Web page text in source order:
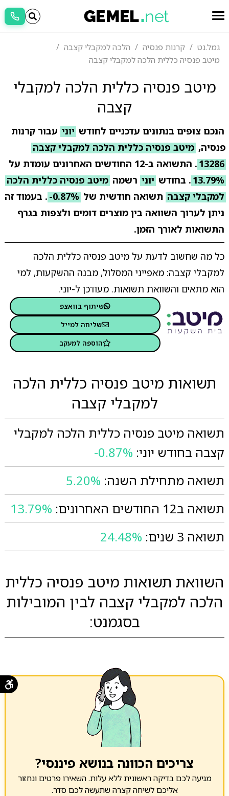
גמל.נט קרנות פנסיה
הלכה למקבלי קצבה
מיטב פנסיה כללית הלכה למקבלי קצבה
מיטב פנסיה כללית הלכה למקבלי
קצבה
הנכם צופים בנתונים עדכניים לחודש יוני עבור קרנות
פנסיה, מיטב פנסיה כללית הלכה למקבלי קצבה
13286 . התשואה ב-12 החודשים האחרונים עומדת על
13.79% . בחודש יוני רשמה מיטב פנסיה כללית הלכה
למקבלי קצבה תשואה חודשית של -0.87% . בעמוד זה
ניתן לערוך השוואה בין מוצרים דומים ולצפות בגרף
התשואות לאורך הזמן.
כל מה שחשוב לדעת על מיטב פנסיה כללית הלכה
למקבלי קצבה: מאפייני המסלול, מבנה ההשקעות, למי
הוא מתאים והשוואת תשואות. מעודכן ל-יוני.
שיתוף בוואצפ
שליחה למייל
הוספה למעקב
תשואות מיטב פנסיה כללית הלכה
למקבלי קצבה
תשואה מיטב פנסיה כללית הלכה למקבלי
קצבה בחודש יוני: -0.87%
תשואה מתחילת השנה: 5.20%
תשואה ב12 החודשים האחרונים:
13.79%
תשואה 3 שנים:
24.48%
השוואת תשואות מיטב פנסיה כללית
הלכה למקבלי קצבה לבין המובילות
בסגמנט:
צריכים הכוונה בנושא פיננסי?
מגיעה לכם בדיקה ראשונית ללא עלות. השאירו פרטים ונחזור
אליכם לשיחה קצרה שתעשה לכם סדר.